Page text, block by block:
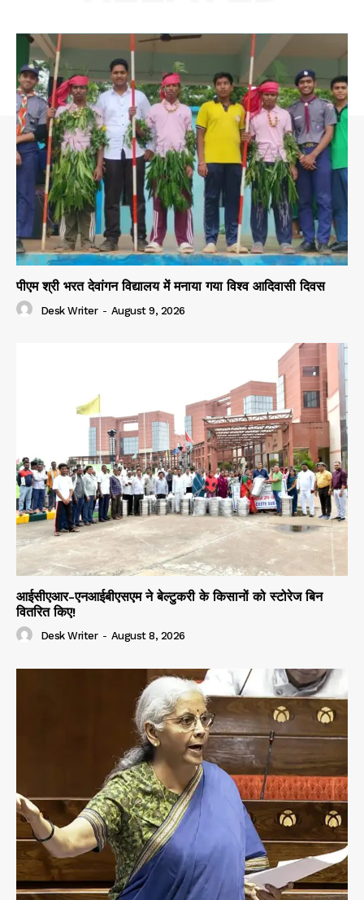
पीएम श्री भरत देवांगन विद्यालय में मनाया गया विश्व आदिवासी दिवस
Desk Writer - August 9, 2026
आईसीएआर-एनआईबीएसएम ने बेल्टुकरी के किसानों को स्टोरेज बिन
वितरित किए!
Desk Writer - August 8, 2026